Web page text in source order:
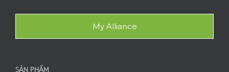
My Alliance
SẢN PHẨM